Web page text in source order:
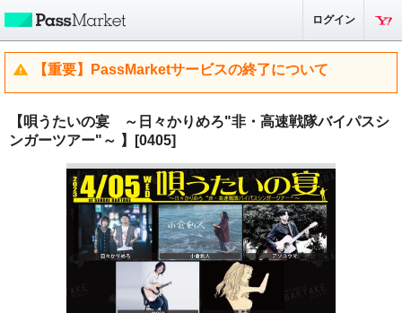
ログイン
【重要】PassMarketサービスの終了について
【唄うたいの宴 ～日々かりめろ"非・高速戦隊バイパスシ
ンガーツアー"～ 】[0405]